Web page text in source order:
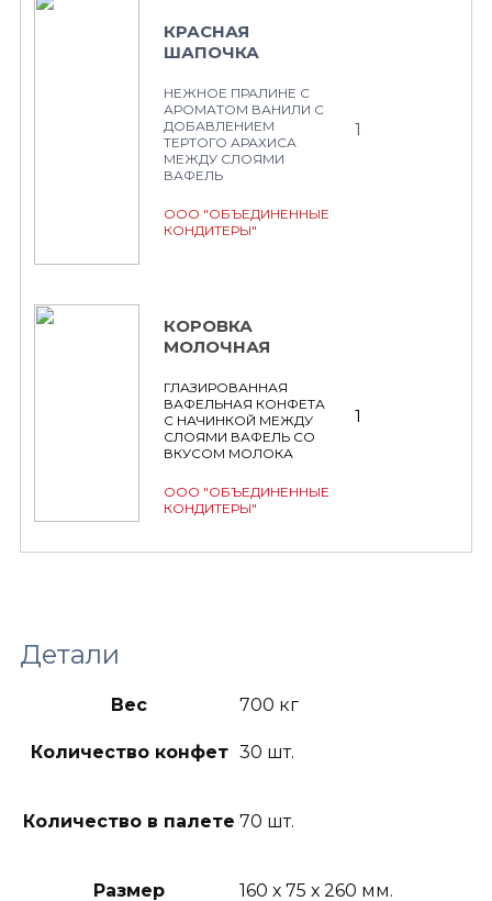
КРАСНАЯ
ШАПОЧКА
НЕЖНОЕ ПРАЛИНЕ С
АРОМАТОМ ВАНИЛИ С
ДОБАВЛЕНИЕМ
ТЕРТОГО АРАХИСА
МЕЖДУ СЛОЯМИ
ВАФЕЛЬ
ООО "ОБЪЕДИНЕННЫЕ
КОНДИТЕРЫ"
1
КОРОВКА
МОЛОЧНАЯ
ГЛАЗИРОВАННАЯ
ВАФЕЛЬНАЯ КОНФЕТА
С НАЧИНКОЙ МЕЖДУ
СЛОЯМИ ВАФЕЛЬ СО
ВКУСОМ МОЛОКА
ООО "ОБЪЕДИНЕННЫЕ
КОНДИТЕРЫ"
1
Детали
Вес 700 кг
Количество конфет 30 шт.
Количество в палете 70 шт.
Размер 160 х 75 х 260 мм.